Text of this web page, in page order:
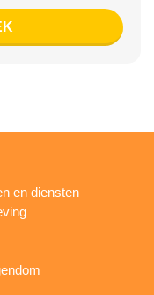
en diensten